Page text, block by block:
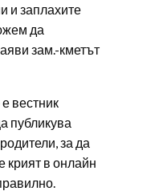
и заплахите
да
зам.-кметът
вестник
публикува
за да
крият в онлайн